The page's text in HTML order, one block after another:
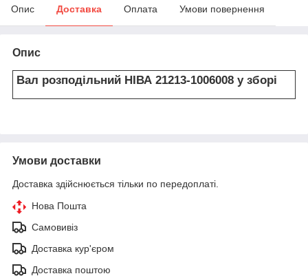
Опис Доставка Оплата Умови повернення
Опис
Вал розподільний НІВА 21213-1006008 у зборі
Умови доставки
Доставка здійснюється тільки по передоплаті.
Нова Пошта
Самовивіз
Доставка кур'єром
Доставка поштою